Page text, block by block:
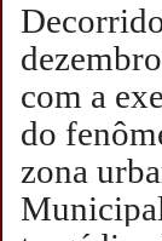
com a
do
zona